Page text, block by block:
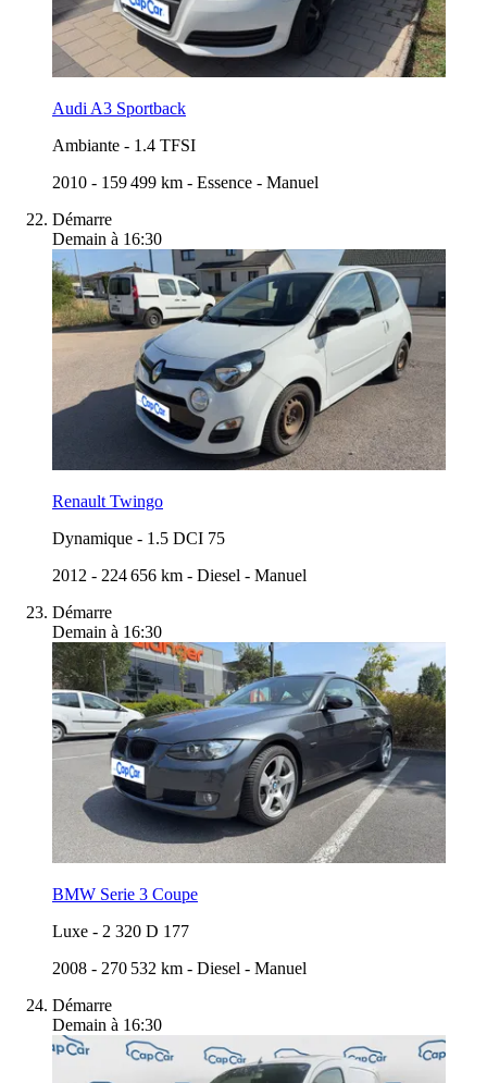
Audi A3 Sportback
Ambiante - 1.4 TFSI
2010 - 159 499 km - Essence - Manuel
Démarre
Demain à 16:30
Renault Twingo
Dynamique - 1.5 DCI 75
2012 - 224 656 km - Diesel - Manuel
Démarre
Demain à 16:30
BMW Serie 3 Coupe
Luxe - 2 320 D 177
2008 - 270 532 km - Diesel - Manuel
Démarre
Demain à 16:30